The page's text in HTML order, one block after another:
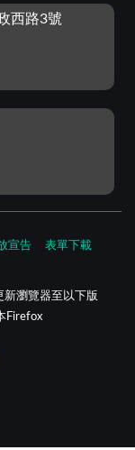
西路3號
宣告 表單下載
新瀏覽器至以下版
Firefox